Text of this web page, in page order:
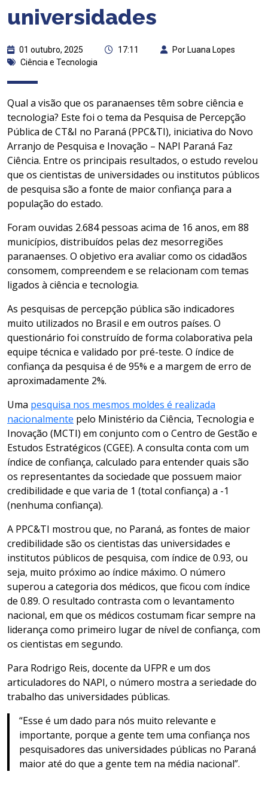
universidades
01 outubro, 2025 17:11
Por Luana Lopes
Ciência e Tecnologia
Qual a visão que os paranaenses têm sobre ciência e
tecnologia? Este foi o tema da Pesquisa de Percepção
Pública de CT&I no Paraná (PPC&TI), iniciativa do Novo
Arranjo de Pesquisa e Inovação – NAPI Paraná Faz
Ciência. Entre os principais resultados, o estudo revelou
que os cientistas de universidades ou institutos públicos
de pesquisa são a fonte de maior confiança para a
população do estado.
Foram ouvidas 2.684 pessoas acima de 16 anos, em 88
municípios, distribuídos pelas dez mesorregiões
paranaenses. O objetivo era avaliar como os cidadãos
consomem, compreendem e se relacionam com temas
ligados à ciência e tecnologia.
As pesquisas de percepção pública são indicadores
muito utilizados no Brasil e em outros países. O
questionário foi construído de forma colaborativa pela
equipe técnica e validado por pré-teste. O índice de
confiança da pesquisa é de 95% e a margem de erro de
aproximadamente 2%.
Uma pesquisa nos mesmos moldes é realizada
nacionalmente pelo Ministério da Ciência, Tecnologia e
Inovação (MCTI) em conjunto com o Centro de Gestão e
Estudos Estratégicos (CGEE). A consulta conta com um
índice de confiança, calculado para entender quais são
os representantes da sociedade que possuem maior
credibilidade e que varia de 1 (total confiança) a -1
(nenhuma confiança).
A PPC&TI mostrou que, no Paraná, as fontes de maior
credibilidade são os cientistas das universidades e
institutos públicos de pesquisa, com índice de 0.93, ou
seja, muito próximo ao índice máximo. O número
superou a categoria dos médicos, que ficou com índice
de 0.89. O resultado contrasta com o levantamento
nacional, em que os médicos costumam ficar sempre na
liderança como primeiro lugar de nível de confiança, com
os cientistas em segundo.
Para Rodrigo Reis, docente da UFPR e um dos
articuladores do NAPI, o número mostra a seriedade do
trabalho das universidades públicas.
“Esse é um dado para nós muito relevante e
importante, porque a gente tem uma confiança nos
pesquisadores das universidades públicas no Paraná
maior até do que a gente tem na média nacional”.